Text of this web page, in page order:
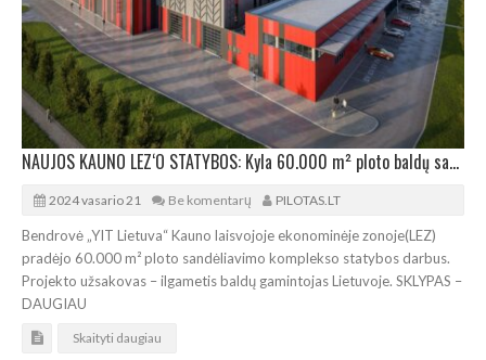
NAUJOS KAUNO LEZ‘O STATYBOS: Kyla 60.000 m² ploto baldų sandėliavimo kompleksas
2024 vasario 21 Be komentarų PILOTAS.LT
Bendrovė „YIT Lietuva“ Kauno laisvojoje ekonominėje zonoje(LEZ)
pradėjo 60.000 m² ploto sandėliavimo komplekso statybos darbus.
Projekto užsakovas – ilgametis baldų gamintojas Lietuvoje. SKLYPAS –
DAUGIAU
Skaityti daugiau